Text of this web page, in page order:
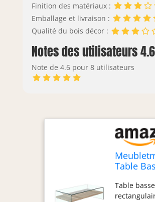
Finition des matériaux :
Emballage et livraison :
Qualité du bois décor :
Notes des utilisateurs
Note de 4.6 pour 8 utilisateurs
Table
avec
en Bois
Table basse